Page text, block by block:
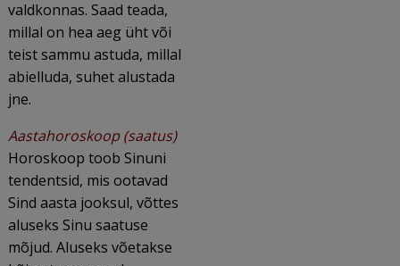
valdkonnas. Saad teada,
millal on hea aeg üht või
teist sammu astuda, millal
abielluda, suhet alustada
jne.
Aastahoroskoop (saatus)
Horoskoop toob Sinuni
tendentsid, mis ootavad
Sind aasta jooksul, võttes
aluseks Sinu saatuse
mõjud. Aluseks võetakse